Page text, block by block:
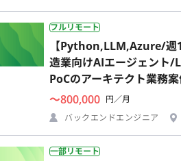
フルリモート
【Python,LLM,Azure/週
造業向けAIエージェント/
PoCのアーキテクト業務
〜800,000 円／月
バックエンドエンジニア
一部リモート